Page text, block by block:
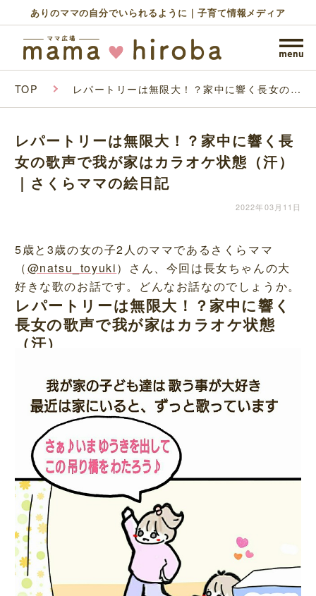
ありのママの自分でいられるように｜子育て情報メディア
TOP レパートリーは無限大！？家中に響く長女の歌
の絵日記
レパートリーは無限大！？家中に響く長
女の歌声で我が家はカラオケ状態（汗）
｜さくらママの絵日記
2022年03月11日
5歳と3歳の女の子2人のママであるさくらママ
（@natsu_toyuki）さん、今回は長女ちゃんの大
好きな歌のお話です。どんなお話なのでしょうか。
レパートリーは無限大！？家中に響く
長女の歌声で我が家はカラオケ状態
（汗）